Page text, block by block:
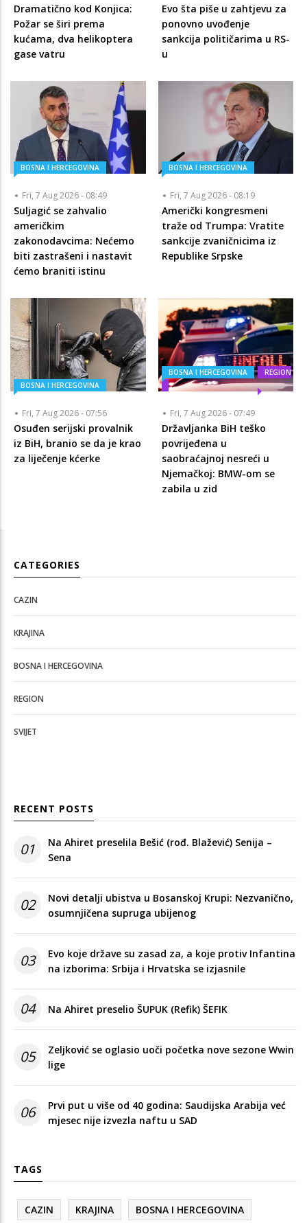
Dramatično kod Konjica:
Požar se širi prema
kućama, dva helikoptera
gase vatru
Evo šta piše u zahtjevu za
ponovno uvođenje
sankcija političarima u RS-
u
BOSNA I HERCEGOVINA
Fri, 7 Aug 2026 - 08:49
Suljagić se zahvalio
američkim
zakonodavcima: Nećemo
biti zastrašeni i nastavit
ćemo braniti istinu
BOSNA I HERCEGOVINA
Fri, 7 Aug 2026 - 08:19
Američki kongresmeni
traže od Trumpa: Vratite
sankcije zvaničnicima iz
Republike Srpske
BOSNA I HERCEGOVINA
Fri, 7 Aug 2026 - 07:56
Osuđen serijski provalnik
iz BiH, branio se da je krao
za liječenje kćerke
BOSNA I HERCEGOVINA REGION
Fri, 7 Aug 2026 - 07:49
Državljanka BiH teško
povrijeđena u
saobraćajnoj nesreći u
Njemačkoj: BMW-om se
zabila u zid
CATEGORIES
CAZIN
KRAJINA
BOSNA I HERCEGOVINA
REGION
SVIJET
RECENT POSTS
01
Na Ahiret preselila Bešić (rođ. Blažević) Senija –
Sena
02
Novi detalji ubistva u Bosanskoj Krupi: Nezvanično,
osumnjičena supruga ubijenog
03
Evo koje države su zasad za, a koje protiv Infantina
na izborima: Srbija i Hrvatska se izjasnile
04 Na Ahiret preselio ŠUPUK (Refik) ŠEFIK
05
Zeljković se oglasio uoči početka nove sezone Wwin
lige
06
Prvi put u više od 40 godina: Saudijska Arabija već
mjesec nije izvezla naftu u SAD
TAGS
CAZIN KRAJINA BOSNA I HERCEGOVINA